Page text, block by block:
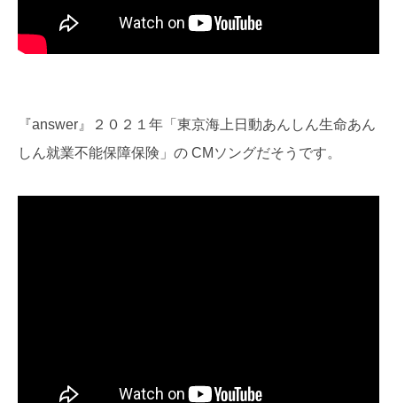
『answer』２０２１年「東京海上日動あんしん生命あん
しん就業不能保障保険」の CMソングだそうです。